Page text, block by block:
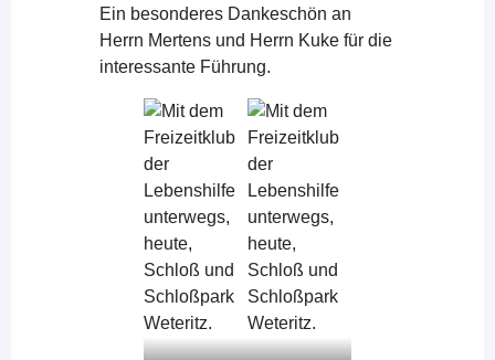
Ein besonderes Dankeschön an
Herrn Mertens und Herrn Kuke für die
interessante Führung.